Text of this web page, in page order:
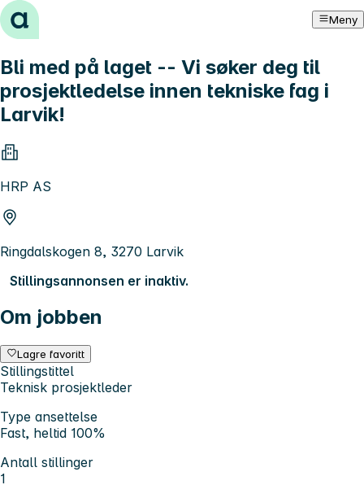
Hopp til innhold Meny
Bli med på laget -- Vi søker deg til
prosjektledelse innen tekniske fag i
Larvik!
HRP AS
Ringdalskogen 8, 3270 Larvik
Stillingsannonsen er inaktiv.
Om jobben
Lagre favoritt
Stillingstittel
Teknisk prosjektleder
Type ansettelse
Fast, heltid 100%
Antall stillinger
1